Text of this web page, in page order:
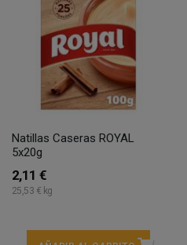
Natillas Caseras ROYAL
5x20g
2,11 €
25,53 € kg